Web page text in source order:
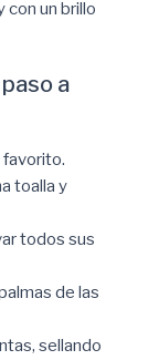
con un brillo
a
favorito.
toalla y
todos sus
de las
sellando